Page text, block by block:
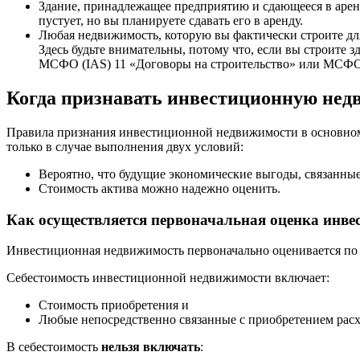
Здание, принадлежащее предприятию и сдающееся в
пустует, но вы планируете сдавать его в аренду.
Любая недвижимость, которую вы фактически строите
Здесь будьте внимательны, потому что, если вы
МСФО (IAS) 11 «Договоры на строительство» или
Когда признавать инвестиционную
Правила признания инвестиционной недвижимости в
только в случае выполнения двух условий:
Вероятно, что будущие экономические выгоды,
Стоимость актива можно надежно оценить.
Как осуществляется первоначальная оценка
Инвестиционная недвижимость первоначально оценивается
Себестоимость инвестиционной недвижимости включает:
Стоимость приобретения и
Любые непосредственно связанные с приобретением
В себестоимость нельзя включать: